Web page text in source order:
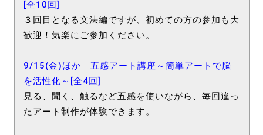
[全10回]
３回目となる文法編ですが、初めての方の参加も大
歓迎！気楽にご参加ください。
9/15(金)ほか 五感アート講座～簡単アートで脳
を活性化～[全4回]
見る、聞く、触るなど五感を使いながら、毎回違っ
たアート制作が体験できます。